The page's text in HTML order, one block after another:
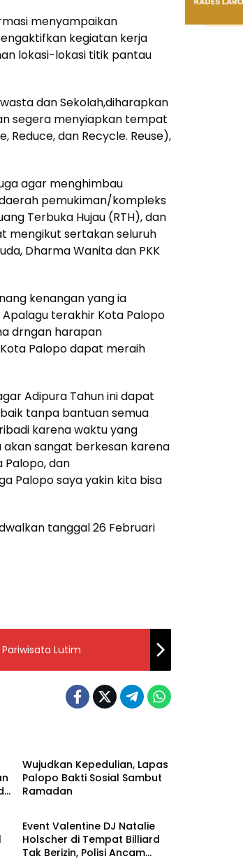
menyampaikan
kegiatan kerja
lokasi-lokasi titik pantau
dan Sekolah,diharapkan
segera menyiapkan tempat
Reduce, dan Recycle. Reuse),
agar menghimbau
pemukiman/kompleks
Terbuka Hujau (RTH), dan
mengikut sertakan seluruh
Dharma Wanita dan PKK
kenangan yang ia
terakhir Kota Palopo
drngan harapan
Palopo dapat meraih
Adipura Tahun ini dapat
tanpa bantuan semua
karena waktu yang
sangat berkesan karena
dan
Palopo saya yakin kita bisa
tanggal 26 Februari
Lutim
Wujudkan Kepedulian, Lapas
Palopo Bakti Sosial Sambut
Ramadan
Input Palopo
Event Valentine DJ Natalie
Holscher di Tempat Billiard
Tak Berizin, Polisi Ancam